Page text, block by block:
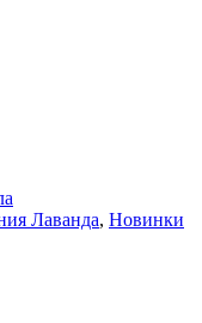
Лаванда, Новинки